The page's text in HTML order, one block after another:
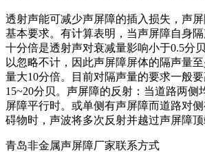
透射声能可减少声屏障的插入损失，声
基本要求。有计算表明，当声屏障自身
十分倍是透射声对衰减量影响小于0.5分
以忽略不计，因此声屏障屏体的隔声量
量大10分倍。目前对隔声量的要求一般
15~20分贝。声屏障的反射：当道路两侧
屏障平行时。或单侧有声屏障而道路对
碍物时，声波将多次反射并越过声屏障顶
青岛非金属声屏障厂家联系方式